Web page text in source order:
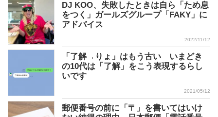
DJ KOO、失敗したときは自ら「ため息
をつく」ガールズグループ「FAKY」に
アドバイス
2022/11/12
「了解→りょ」はもう古い いまどき
の10代は「了解」をこう表現するらし
いです
2021/05/12
郵便番号の前に「〒」を書いてはいけ